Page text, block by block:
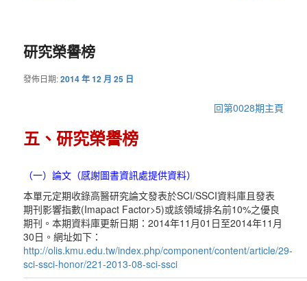
導
覽
研究榮譽榜
發佈日期:2014 年 12 月 25 日
回第0028期主頁
五、研究榮譽榜
（一）論文（感謝圖書資訊處提供資料）
本單元定期收錄高醫研究論文發表於SCI/SSCI資料庫且發表
期刊影響指數(Imapact Factor>5)或該領域排名前10%之優良
期刊。本期資料庫更新日期：2014年11月01日至2014年11月
30日。網址如下：
http://olis.kmu.edu.tw/index.php/component/content/article/29-
sci-ssci-honor/221-2013-08-sci-ssci